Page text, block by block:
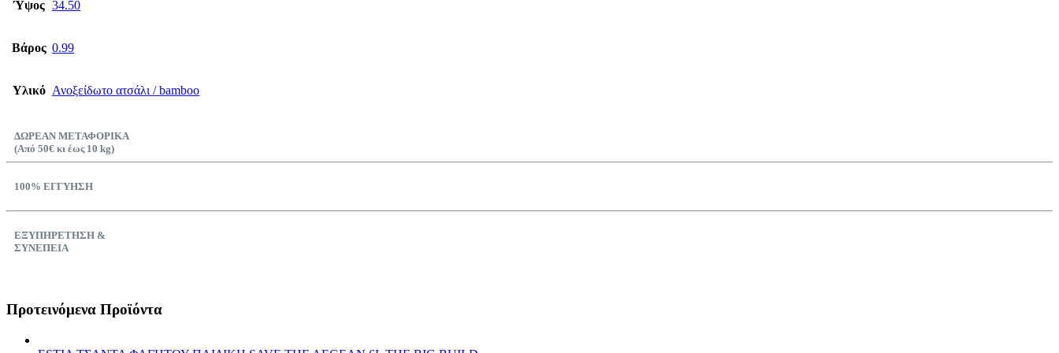
Ύψος 34.50
Βάρος 0.99
Υλικό Ανοξείδωτο ατσάλι / bamboo
ΔΩΡΕΑΝ ΜΕΤΑΦΟΡΙΚΑ
(Από 50€ κι έως 10 kg)
100% ΕΓΓΥΗΣΗ
ΕΞΥΠΗΡΕΤΗΣΗ &
ΣΥΝΕΠΕΙΑ
Προτεινόμενα Προϊόντα